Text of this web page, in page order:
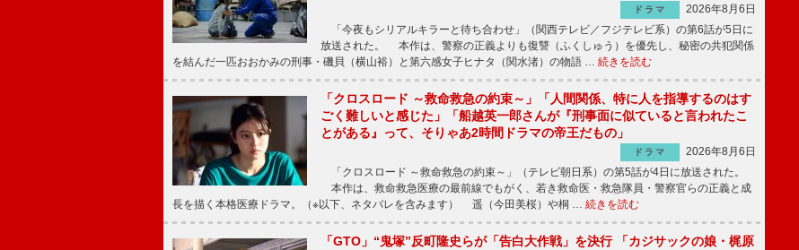
ドラマ
2026年8月6日
「今夜もシリアルキラーと待ち合わせ」（関西テレビ／フジテレビ系）の第6話が5日に
放送された。 本作は、警察の正義よりも復讐（ふくしゅう）を優先し、秘密の共犯関係
を結んだ一匹おおかみの刑事・磯貝（横山裕）と第六感女子ヒナタ（関水渚）の物語 … 続きを読む
「クロスロード ～救命救急の約束～」「人間関係、特に人を指導するのはす
ごく難しいと感じた」「船越英一郎さんが『刑事面に似ていると言われたこ
とがある』って、そりゃあ2時間ドラマの帝王だもの」
ドラマ
2026年8月6日
「クロスロード ～救命救急の約束～」（テレビ朝日系）の第5話が4日に放送された。
本作は、救命救急医療の最前線でもがく、若き救命医・救急隊員・警察官らの正義と成
長を描く本格医療ドラマ。（※以下、ネタバレを含みます） 遥（今田美桜）や桐 … 続きを読む
「GTO」“鬼塚”反町隆史らが「告白大作戦」を決行 「カジサックの娘・梶原